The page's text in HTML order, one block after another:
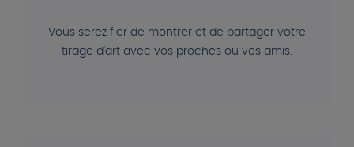
Vous serez fier de montrer et de partager votre
tirage d'art avec vos proches ou vos amis.